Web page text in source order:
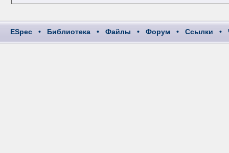
ESpec • Библиотека • Файлы • Форум • Ссылки •